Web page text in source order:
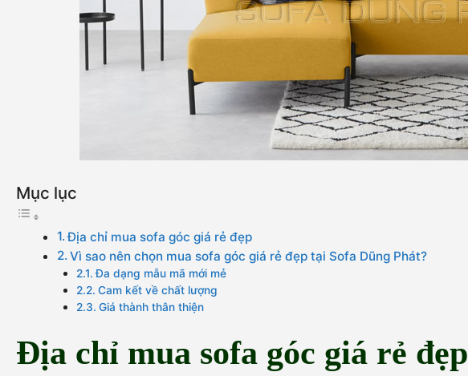
Mục lục
Địa chỉ mua sofa góc giá rẻ đẹp
Vì sao nên chọn mua sofa góc giá rẻ đẹp tại Sofa Dũng Phát?
Đa dạng mẫu mã mới mẻ
Cam kết về chất lượng
Giá thành thân thiện
Địa chỉ mua sofa góc giá rẻ đẹp